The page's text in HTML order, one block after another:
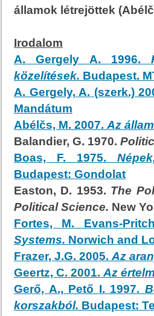
államok létrejöttek
Irodalom
A. Gergely A. 1996.
közelítések. Budapest.
A. Gergely, A. (szerk.)
Mandátum
Abélčs, M. 2007. Az
Balandier, G. 1970.
Boas, F. 1975.
Budapest: Gondolat
Easton, D. 1953. The
Political Science. New
Fortes, M. Evans-
Systems. Norwich and
Frazer, J.G. 2005. Az
Geertz, C. 2001. Az
Gerő, A., Pető I. 1997.
korszakból. Budapest: